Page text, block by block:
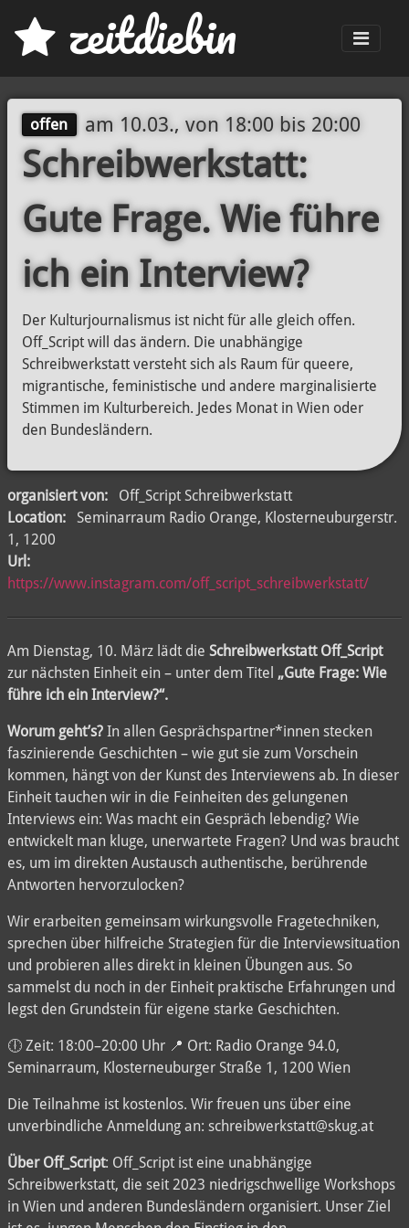
zeitdiebin
offen am 10.03., von 18:00 bis 20:00
Schreibwerkstatt:
Gute Frage. Wie führe
ich ein Interview?
Der Kulturjournalismus ist nicht für alle gleich offen.
Off_Script will das ändern. Die unabhängige
Schreibwerkstatt versteht sich als Raum für queere,
migrantische, feministische und andere marginalisierte
Stimmen im Kulturbereich. Jedes Monat in Wien oder
den Bundesländern.
organisiert von:
Off_Script Schreibwerkstatt
Location:
Seminarraum Radio Orange, Klosterneuburgerstr.
1, 1200
Url:
https://www.instagram.com/off_script_schreibwerkstatt/
Am Dienstag, 10. März lädt die Schreibwerkstatt Off_Script
zur nächsten Einheit ein – unter dem Titel „Gute Frage: Wie
führe ich ein Interview?“.
Worum geht’s? In allen Gesprächspartner*innen stecken
faszinierende Geschichten – wie gut sie zum Vorschein
kommen, hängt von der Kunst des Interviewens ab. In dieser
Einheit tauchen wir in die Feinheiten des gelungenen
Interviews ein: Was macht ein Gespräch lebendig? Wie
entwickelt man kluge, unerwartete Fragen? Und was braucht
es, um im direkten Austausch authentische, berührende
Antworten hervorzulocken?
Wir erarbeiten gemeinsam wirkungsvolle Fragetechniken,
sprechen über hilfreiche Strategien für die Interviewsituation
und probieren alles direkt in kleinen Übungen aus. So
sammelst du noch in der Einheit praktische Erfahrungen und
legst den Grundstein für eigene starke Geschichten.
🕕 Zeit: 18:00–20:00 Uhr 📍 Ort: Radio Orange 94.0,
Seminarraum, Klosterneuburger Straße 1, 1200 Wien
Die Teilnahme ist kostenlos. Wir freuen uns über eine
unverbindliche Anmeldung an: schreibwerkstatt@skug.at
Über Off_Script: Off_Script ist eine unabhängige
Schreibwerkstatt, die seit 2023 niedrigschwellige Workshops
in Wien und anderen Bundesländern organisiert. Unser Ziel